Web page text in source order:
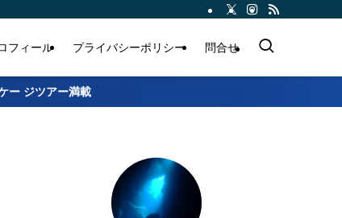
フィール プライバシーポリシー 問合せ
ー ジツアー満載